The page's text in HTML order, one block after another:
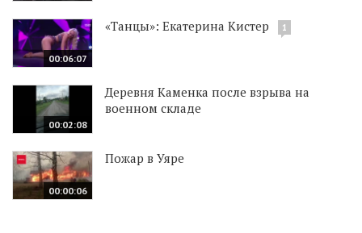
00:06:07
«Танцы»: Екатерина Кистер 1
00:02:08
Деревня Каменка после взрыва на
военном складе
00:00:06
Пожар в Уяре